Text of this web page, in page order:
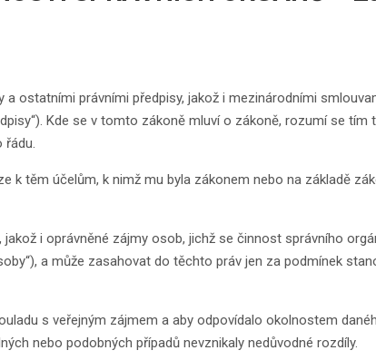
ostatními právními předpisy, jakož i mezinárodními
Kde se v tomto zákoně mluví o zákoně, rozumí se tím
řádu.
k těm účelům, k nimž mu byla zákonem nebo na základě
i oprávněné zájmy osob, jichž se činnost správního
a může zasahovat do těchto práv jen za podmínek
s veřejným zájmem a aby odpovídalo okolnostem
nebo podobných případů nevznikaly nedůvodné rozdíly.